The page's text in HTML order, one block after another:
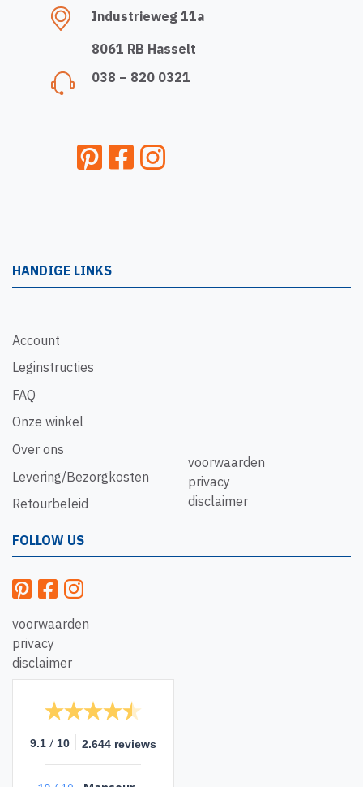
Industrieweg 11a
8061 RB Hasselt
038 – 820 0321
HANDIGE LINKS
Account
Leginstructies
FAQ
Onze winkel
Over ons
Levering/Bezorgkosten
Retourbeleid
voorwaarden
privacy
disclaimer
FOLLOW US
voorwaarden
privacy
disclaimer
9.1 / 10 2.644 reviews